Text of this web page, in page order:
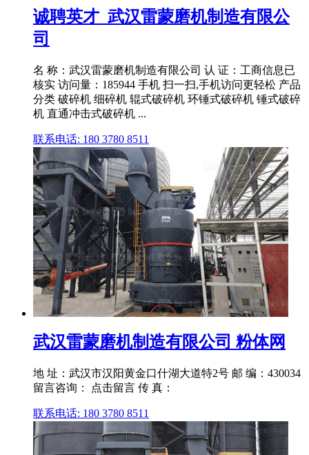
诚聘英才_武汉雷蒙磨机制造有限公
司
名 称：武汉雷蒙磨机制造有限公司 认 证：工商信息已
核实 访问量：185944 手机 扫一扫,手机访问更轻松 产品
分类 破碎机 细碎机 辊式破碎机 环锤式破碎机 锤式破碎
机 直通冲击式破碎机 ...
联系电话: 180 3780 8511
武汉雷蒙磨机制造有限公司 粉体网
地 址：武汉市汉阳黄金口什湖大道特2号 邮 编：430034
留言咨询： 点击留言 传 真：
联系电话: 180 3780 8511